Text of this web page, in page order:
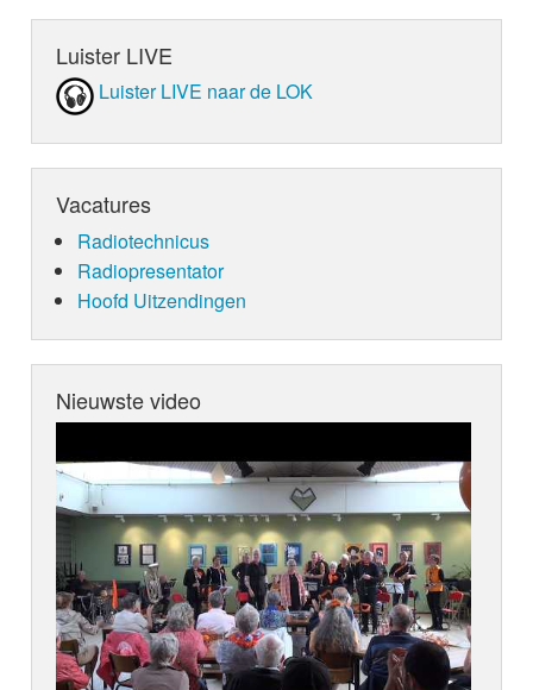
Luister LIVE
Luister LIVE naar de LOK
Vacatures
Radiotechnicus
Radiopresentator
Hoofd Uitzendingen
Nieuwste video